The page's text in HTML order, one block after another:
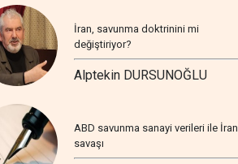
İran, savunma doktrinini mi
değiştiriyor?
Alptekin DURSUNOĞLU
ABD savunma sanayi verileri ile İran
savaşı